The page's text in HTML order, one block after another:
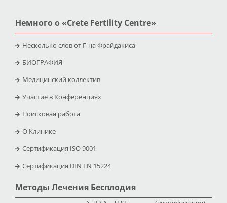
Немного о «Crete Fertility Centre»
Несколько слов от Г-на Фрайдакиса
БИОГРАФИЯ
Медицинский коллектив
Участие в Конференциях
Поисковая работа
O Клинике
Сертификация ISO 9001
Сертификация DIN EN 15224
Методы Лечения Бесплодия